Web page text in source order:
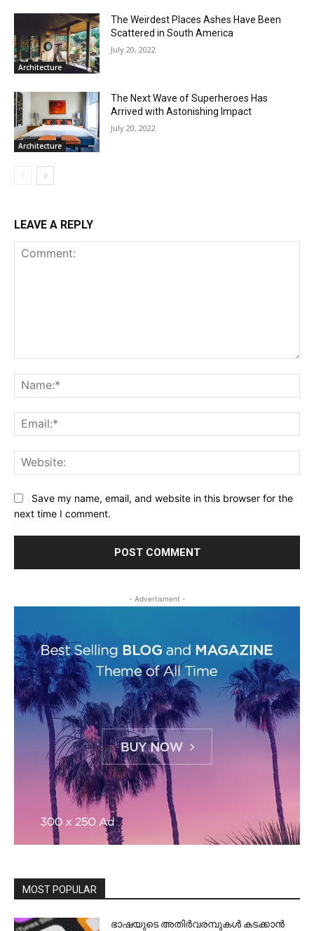
Architecture
The Weirdest Places Ashes Have Been
Scattered in South America
July 20, 2022
Architecture
The Next Wave of Superheroes Has
Arrived with Astonishing Impact
July 20, 2022
LEAVE A REPLY
Save my name, email, and website in this browser for the
next time I comment.
- Advertisment -
MOST POPULAR
ഭാഷയുടെ അതിർവരമ്പുകൾ കടക്കാൻ